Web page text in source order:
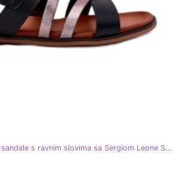
Sergio Leone Ženske sandale s ravnim slovima sa Sergiom Leone SK086H Stripes crne crna